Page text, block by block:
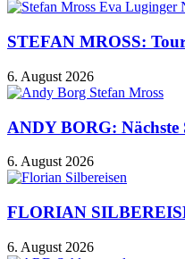
STEFAN MROSS:
6. August 2026
ANDY BORG: Nächste
6. August 2026
FLORIAN
6. August 2026